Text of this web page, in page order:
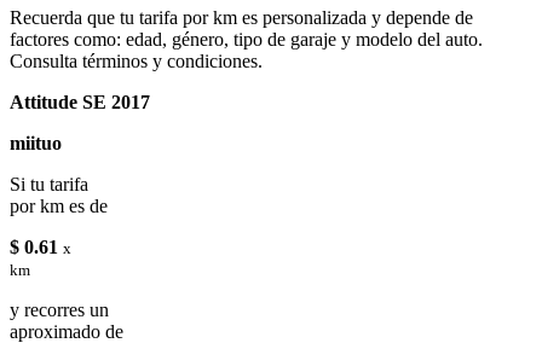
Recuerda que tu tarifa por km es personalizada y depende de
factores como: edad, género, tipo de garaje y modelo del auto.
Consulta términos y condiciones.
Attitude SE 2017
miituo
Si tu tarifa
por km es de
$ 0.61 x
km
y recorres un
aproximado de